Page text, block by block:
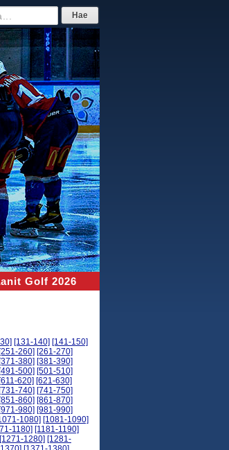
Golf 2026
[131-140] [141-150]
[251-260] [261-270]
[371-380] [381-390]
[491-500] [501-510]
[611-620] [621-630]
[731-740] [741-750]
[851-860] [861-870]
[971-980] [981-990]
1080] [1081-1090]
1180] [1181-1190]
[1271-1280] [1281-